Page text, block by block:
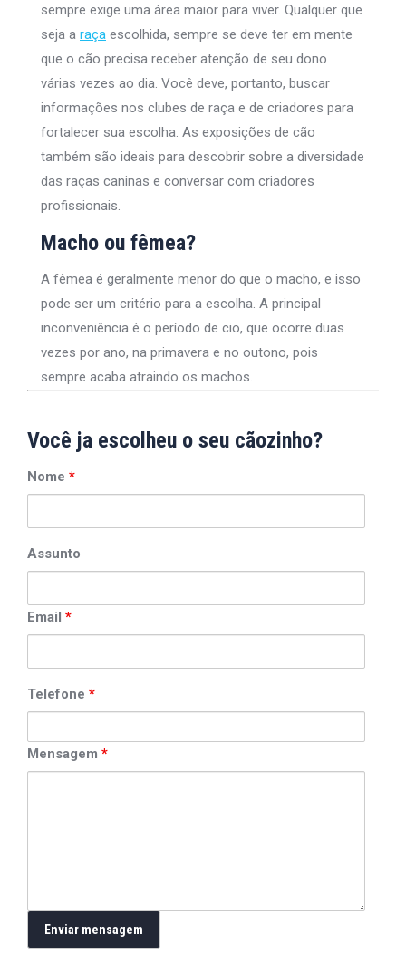
sempre exige uma área maior para viver. Qualquer que
seja a raça escolhida, sempre se deve ter em mente
que o cão precisa receber atenção de seu dono
várias vezes ao dia. Você deve, portanto, buscar
informações nos clubes de raça e de criadores para
fortalecer sua escolha. As exposições de cão
também são ideais para descobrir sobre a diversidade
das raças caninas e conversar com criadores
profissionais.
Macho ou fêmea?
A fêmea é geralmente menor do que o macho, e isso
pode ser um critério para a escolha. A principal
inconveniência é o período de cio, que ocorre duas
vezes por ano, na primavera e no outono, pois
sempre acaba atraindo os machos.
Você ja escolheu o seu cãozinho?
Nome *
Assunto
Email *
Telefone *
Mensagem *